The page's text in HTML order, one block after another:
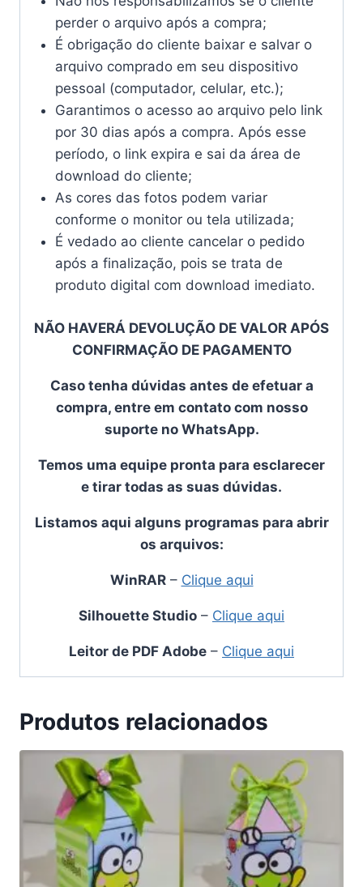
perder o arquivo após a compra;
É obrigação do cliente baixar e salvar o
arquivo comprado em seu dispositivo
pessoal (computador, celular, etc.);
Garantimos o acesso ao arquivo pelo link
por 30 dias após a compra. Após esse
período, o link expira e sai da área de
download do cliente;
As cores das fotos podem variar
conforme o monitor ou tela utilizada;
É vedado ao cliente cancelar o pedido
após a finalização, pois se trata de
produto digital com download imediato.
NÃO HAVERÁ DEVOLUÇÃO DE VALOR APÓS
CONFIRMAÇÃO DE PAGAMENTO
Caso tenha dúvidas antes de efetuar a
compra, entre em contato com nosso
suporte no WhatsApp.
Temos uma equipe pronta para esclarecer
e tirar todas as suas dúvidas.
Listamos aqui alguns programas para abrir
os arquivos:
WinRAR– Clique aqui
Silhouette Studio – Clique aqui
Leitor de PDF Adobe – Clique aqui
Produtos relacionados